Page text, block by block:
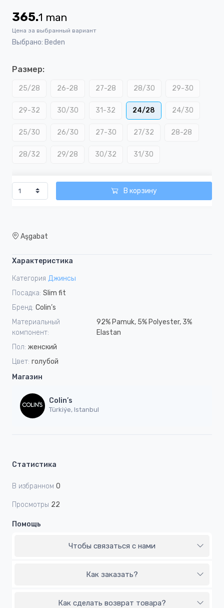
8
365.1 man
Цена за выбранный вариант
Выбрано: Beden
Размер:
25/28 26-28 27-28 28/30 29-30
29-32 30/30 31-32 24/28 24/30
25/30 26/30 27-30 27/32 28-28
28/32 29/28 30/32 31/30
В корзину
Aşgabat
Характеристика
Категория Джинсы
Посадка: Slim fit
Бренд: Colin’s
Материальный
компонент:
92% Pamuk, 5% Polyester, 3%
Elastan
Пол: женский
Цвет: голубой
Магазин
Colin’s
Türkiýe, Istanbul
Статистика
В избранном 0
Просмотры 22
Помощь
Чтобы связаться с нами
Как заказать?
Как сделать возврат товара?